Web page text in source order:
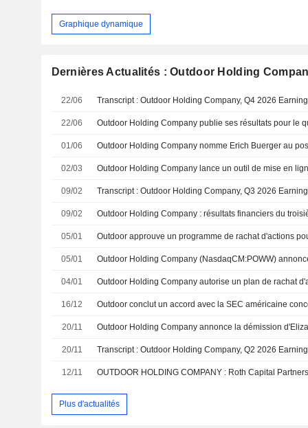
Graphique dynamique
Dernières Actualités : Outdoor Holding
22/06 Transcript : Outdoor Holding Company, Q4 2026
22/06
01/06
02/03
09/02 Transcript : Outdoor Holding Company, Q3 2026
09/02
05/01
05/01
04/01 Outdoor Holding Company autorise un plan de rachat
16/12
20/11
20/11 Transcript : Outdoor Holding Company, Q2 2026
12/11
Plus d'actualités